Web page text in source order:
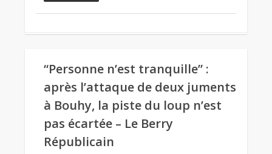
“Personne n’est tranquille” :
après l’attaque de deux juments
à Bouhy, la piste du loup n’est
pas écartée – Le Berry
Républicain